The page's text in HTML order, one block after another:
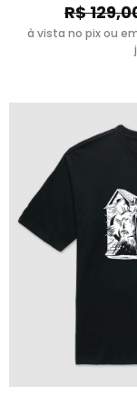
R$
à vista no pix ou